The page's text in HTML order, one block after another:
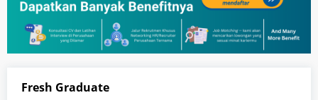
Fresh Graduate